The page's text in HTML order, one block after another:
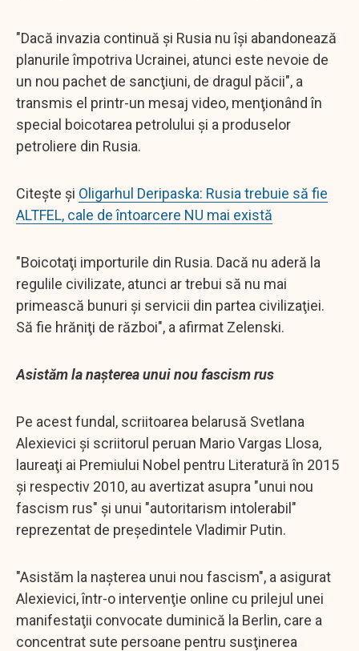
"Dacă invazia continuă şi Rusia nu îşi abandonează
planurile împotriva Ucrainei, atunci este nevoie de
un nou pachet de sancţiuni, de dragul păcii", a
transmis el printr-un mesaj video, menţionând în
special boicotarea petrolului şi a produselor
petroliere din Rusia.
Citește și Oligarhul Deripaska: Rusia trebuie să fie
ALTFEL, cale de întoarcere NU mai există
"Boicotaţi importurile din Rusia. Dacă nu aderă la
regulile civilizate, atunci ar trebui să nu mai
primească bunuri şi servicii din partea civilizaţiei.
Să fie hrăniţi de război", a afirmat Zelenski.
Asistăm la nașterea unui nou fascism rus
Pe acest fundal, scriitoarea belarusă Svetlana
Alexievici şi scriitorul peruan Mario Vargas Llosa,
laureaţi ai Premiului Nobel pentru Literatură în 2015
şi respectiv 2010, au avertizat asupra "unui nou
fascism rus" şi unui "autoritarism intolerabil"
reprezentat de preşedintele Vladimir Putin.
"Asistăm la naşterea unui nou fascism", a asigurat
Alexievici, într-o intervenţie online cu prilejul unei
manifestaţii convocate duminică la Berlin, care a
concentrat sute persoane pentru susţinerea